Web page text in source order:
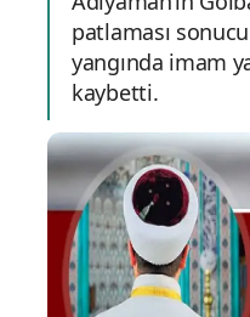
patlaması
yangında imam
kaybetti.